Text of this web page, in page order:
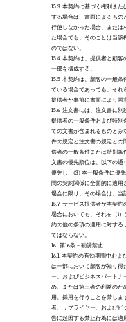
15.3 本契約に基づく権利また
する場合は、書面によるもの
行使しなかった場合、または
た場合でも、そのことは当該
のではない。
15.4 本契約は、提供者と顧客
一部を構成する。
15.5 本契約は、顧客の一般条
ている場合であっても、それ
提供者が事前に書面により同
15.6 注文書には、注文書に別
提供者の一般条件および特別
ての文書が含まれるものとみ
件の規定と注文書の規定との
供者の一般条件または特別条
文書の優先順位は、以下の通
優先し、(3) 本一般条件に優
間の契約関係に全面的に適用
場合に限り、その場合は、当
15.7 サービス提供者が本契約
場合においても、それを（i
約の他の条項の適用に対する
てはならない。
16. 第16条 – 勧誘禁止
16.1 本契約の有効期間中およ
は一部において顧客が知り得
ー、およびビジネスパートナ
め、または第三者の利益のた
用、採用を行うことを禁じま
者、サプライヤー、およびビ
告に起因する禁止行為には適